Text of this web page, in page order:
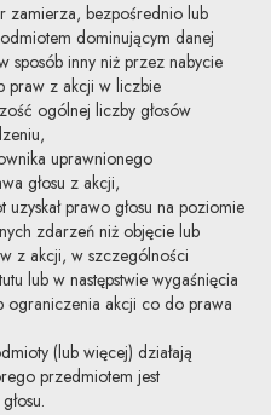
zamierza, bezpośrednio lub
dominującym danej
sposób inny niż przez nabycie
praw z akcji w liczbie
ogólnej liczby głosów
uprawnionego
głosu z akcji,
prawo głosu na poziomie
zdarzeń niż objęcie lub
z akcji, w szczególności
lub w następstwie wygaśnięcia
ograniczenia akcji co do prawa
(lub więcej) działają
przedmiotem jest